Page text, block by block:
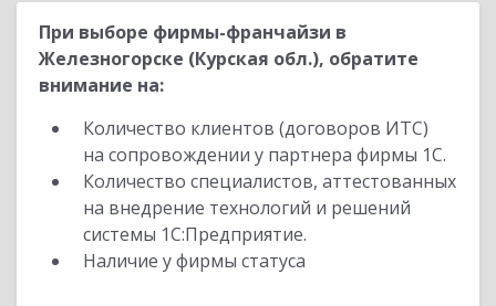
При выборе фирмы-франчайзи в
Железногорске (Курская обл.), обратите
внимание на:
Количество клиентов (договоров ИТС)
на сопровождении у партнера фирмы 1С.
Количество специалистов, аттестованных
на внедрение технологий и решений
системы 1С:Предприятие.
Наличие у фирмы статуса